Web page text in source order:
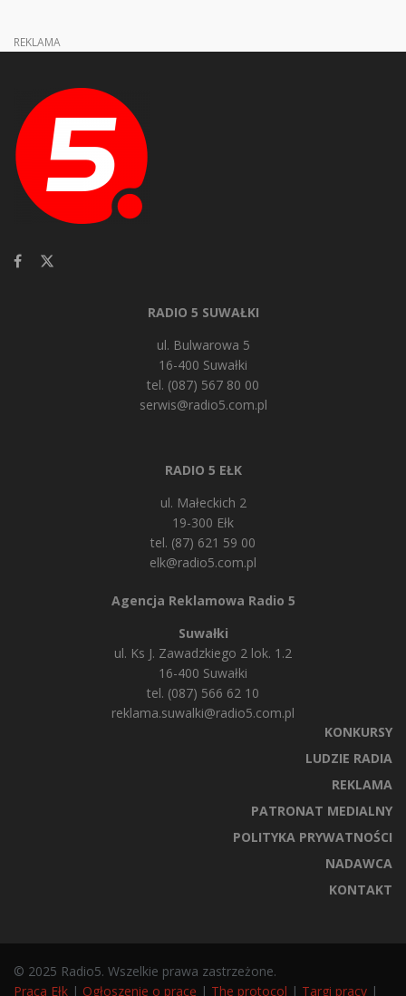
REKLAMA
RADIO 5 SUWAŁKI
ul. Bulwarowa 5
16-400 Suwałki
tel. (087) 567 80 00
serwis@radio5.com.pl
RADIO 5 EŁK
ul. Małeckich 2
19-300 Ełk
tel. (87) 621 59 00
elk@radio5.com.pl
Agencja Reklamowa Radio 5
Suwałki
ul. Ks J. Zawadzkiego 2 lok. 1.2
16-400 Suwałki
tel. (087) 566 62 10
reklama.suwalki@radio5.com.pl
KONKURSY
LUDZIE RADIA
REKLAMA
PATRONAT MEDIALNY
POLITYKA PRYWATNOŚCI
NADAWCA
KONTAKT
© 2025 Radio5. Wszelkie prawa zastrzeżone.
Praca Ełk | Ogłoszenie o pracę | The protocol | Targi pracy |